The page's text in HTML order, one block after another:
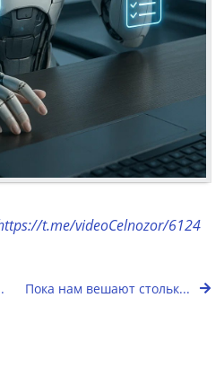
t.me/videoCelnozor/6124
Пока нам вешают стольк...